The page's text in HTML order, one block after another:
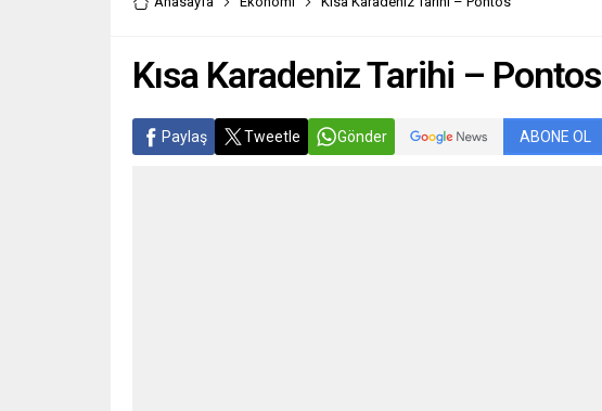
Kısa Karadeniz Tarihi – Pontos
Paylaş Tweetle Gönder ABONE OL